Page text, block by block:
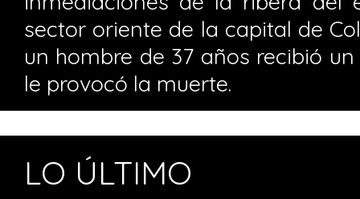
sector oriente de la capital de
un hombre de 37 años recibió
le provocó la muerte.
LO ÚLTIMO